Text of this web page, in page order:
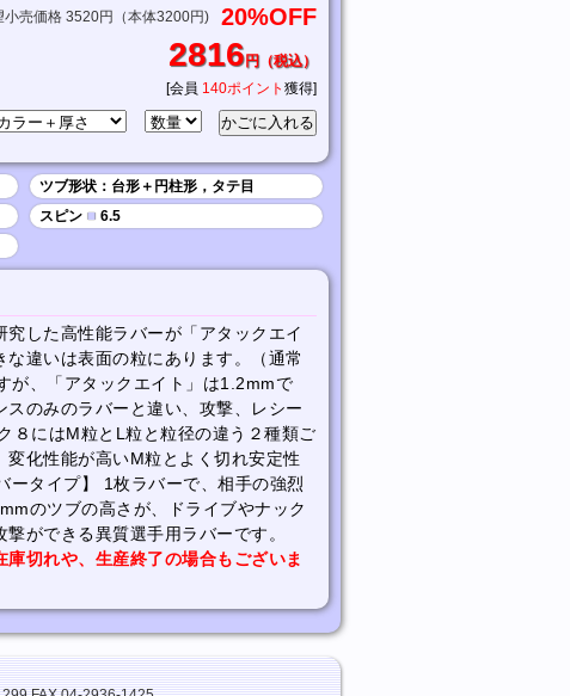
小売価格 3520円（本体3200円) 20%OFF
2816円（税込）
[会員 140ポイント 獲得]
ツブ形状：台形＋円柱形，タテ目
スピン ■ 6.5
した高性能ラバーが「アタックエイ
な違いは表面の粒にあります。（通常
が、「アタックエイト」は1.2mmで
のみのラバーと違い、攻撃、レシー
８にはM粒とL粒と粒径の違う２種類ご
化性能が高いM粒とよく切れ安定性
ータイプ】 1枚ラバーで、相手の強烈
のツブの高さが、ドライブやナック
ができる異質選手用ラバーです。
切れや、生産終了の場合もございま